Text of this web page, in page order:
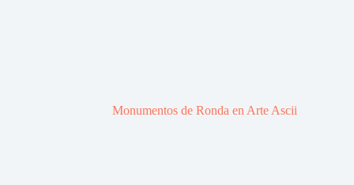
Monumentos de Ronda en Arte Ascii